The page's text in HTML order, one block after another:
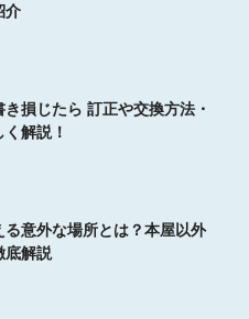
介
損じたら 訂正や交換方法・
解説！
る意外な場所とは？本屋以外
底解説